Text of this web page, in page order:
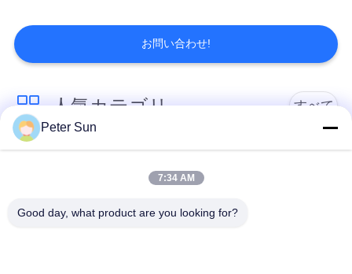
PRIVACY
POLICY
によって絶縁され
る銅線
雲母によって絶縁
されるワイヤー
お問い合わせ!
人気カテゴリ すべて
絶縁されるワイヤー
Peter Sun
7:34 AM
Good day, what product are you looking for?